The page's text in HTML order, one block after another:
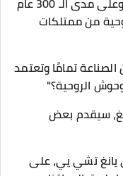
الروحية من ممتلكات
الصناعة تمامًا وتعتمد
الروحية؟"
سيقدم بعض
تشي يي، على